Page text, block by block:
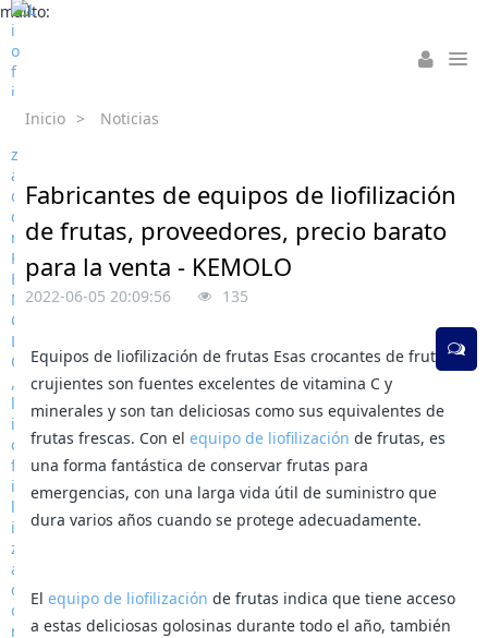
mailto:
Inicio > Noticias
Fabricantes de equipos de liofilización
de frutas, proveedores, precio barato
para la venta - KEMOLO
2022-06-05 20:09:56 135
Equipos de liofilización de frutas Esas crocantes de frutas
crujientes son fuentes excelentes de vitamina C y
minerales y son tan deliciosas como sus equivalentes de
frutas frescas. Con elequipo de liofilización de frutas, es
una forma fantástica de conservar frutas para
emergencias, con una larga vida útil de suministro que
dura varios años cuando se protege adecuadamente.
Elequipo de liofilización de frutas indica que tiene acceso
a estas deliciosas golosinas durante todo el año, también